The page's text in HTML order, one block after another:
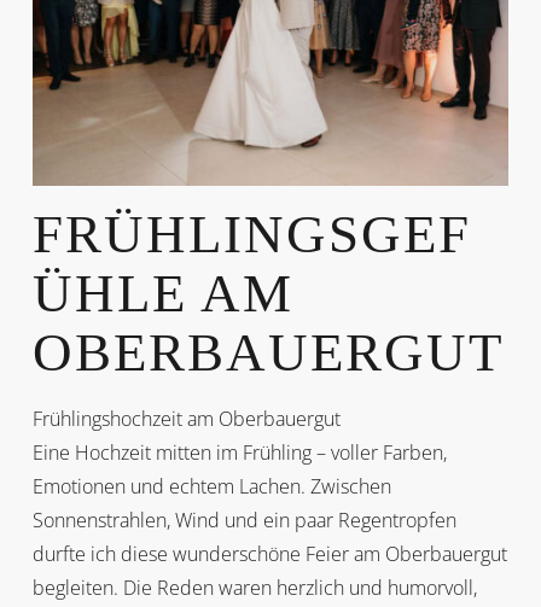
FRÜHLINGSGEF
ÜHLE AM
OBERBAUERGUT
Frühlingshochzeit am Oberbauergut
Eine Hochzeit mitten im Frühling – voller Farben,
Emotionen und echtem Lachen. Zwischen
Sonnenstrahlen, Wind und ein paar Regentropfen
durfte ich diese wunderschöne Feier am Oberbauergut
begleiten. Die Reden waren herzlich und humorvoll,